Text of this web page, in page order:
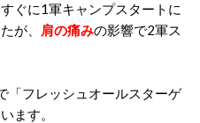
ぐに1軍キャンプスタートに
が、
肩の痛みの影響で2軍ス
「フレッシュオールスターゲ
ます。